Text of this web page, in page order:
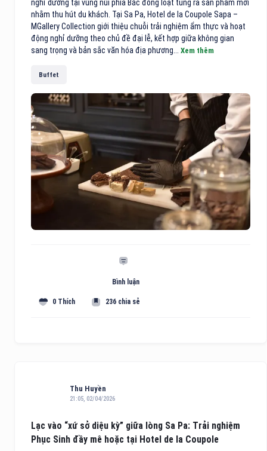
nghỉ dưỡng tại vùng núi phía Bắc đồng loạt tung ra sản phẩm mới
nhằm thu hút du khách. Tại Sa Pa, Hotel de la Coupole Sapa –
MGallery Collection giới thiệu chuỗi trải nghiệm ẩm thực và hoạt
động nghỉ dưỡng theo chủ đề đại lễ, kết hợp giữa không gian
sang trọng và bản sắc văn hóa địa phương... Xem thêm
Buffet
Bình luận
0 Thích 236 chia sẻ
Thu Huyền
21:05, 02/04/2026
Lạc vào “xứ sở diệu kỳ” giữa lòng Sa Pa: Trải nghiệm
Phục Sinh đầy mê hoặc tại Hotel de la Coupole